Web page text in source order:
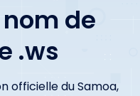
de
.ws
officielle du Samoa,